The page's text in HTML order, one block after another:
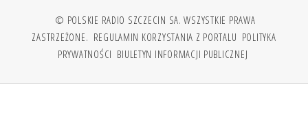
© POLSKIE RADIO SZCZECIN SA. WSZYSTKIE PRAWA
ZASTRZEŻONE. REGULAMIN KORZYSTANIA Z PORTALU POLITYKA
PRYWATNOŚCI BIULETYN INFORMACJI PUBLICZNEJ